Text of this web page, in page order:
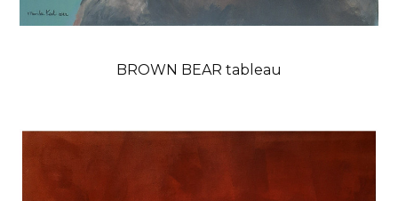
BROWN BEAR tableau